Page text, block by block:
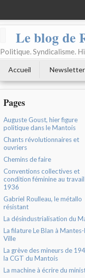
Le blog de
Politique. Syndicalisme.
Accueil Newsletter
Pages
Auguste Goust, hier figure
politique dans le Mantois
Chants révolutionnaires et
ouvriers
Chemins de faire
Conventions collectives et
condition féminine au travail
1936
Gabriel Roulleau, le métallo
résistant
La désindustrialisation du
La filature Le Blan à
Ville
La grève des mineurs de
la CGT du Mantois
La machine à écrire du